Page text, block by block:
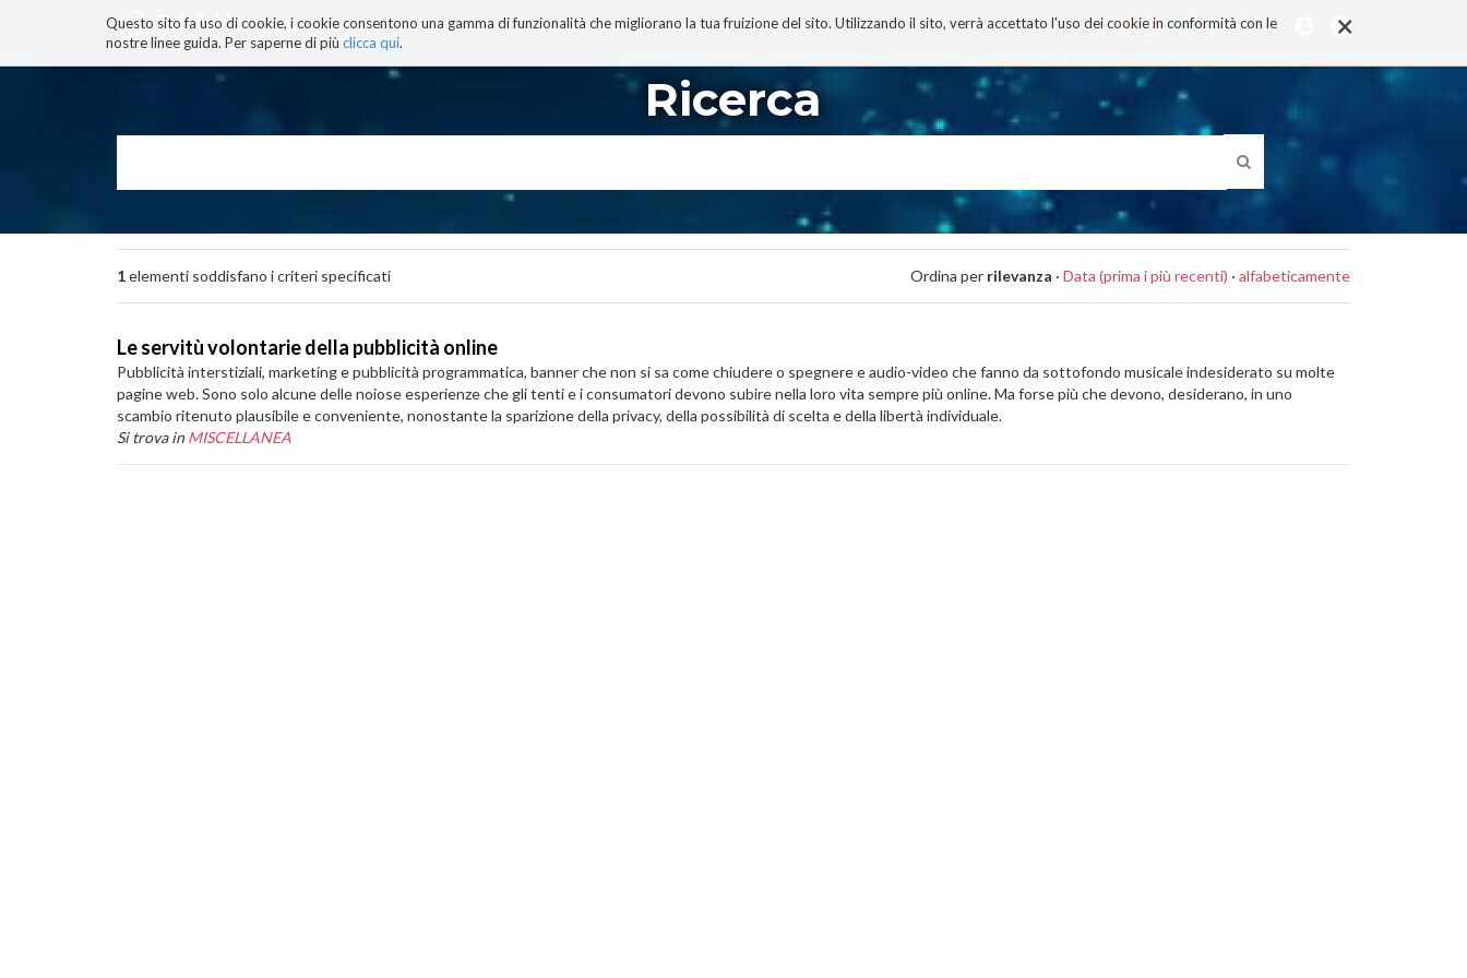
×
Questo sito fa uso di cookie, i cookie consentono una gamma di funzionalità che migliorano la tua fruizione del sito. Utilizzando il sito, verrà accettato l'uso dei cookie in conformità con le
nostre linee guida. Per saperne di più clicca qui.
BLOG TECNOCONSAPEVOLEZZA TECNOBIBLIOGRAFIA I MIEI LIBRI PROGETTO
navigazione
Ricerca
1elementi soddisfano i criteri specificati Ordina per rilevanza · Data (prima i più recenti) · alfabeticamente
Le servitù volontarie della pubblicità online
Pubblicità interstiziali, marketing e pubblicità programmatica, banner che non si sa come chiudere o spegnere e audio-video che fanno da sottofondo musicale indesiderato su molte
pagine web. Sono solo alcune delle noiose esperienze che gli tenti e i consumatori devono subire nella loro vita sempre più online. Ma forse più che devono, desiderano, in uno
scambio ritenuto plausibile e conveniente, nonostante la sparizione della privacy, della possibilità di scelta e della libertà individuale.
Si trova in MISCELLANEA